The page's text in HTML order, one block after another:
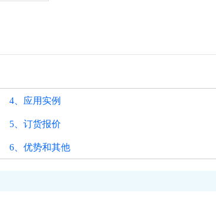
4、应用实例
5、订货报价
6、优势和其他